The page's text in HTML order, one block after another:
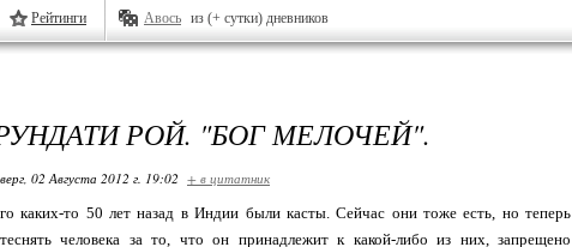
Рейтинги Авось из (+ сутки) дневников
РОЙ. "БОГ МЕЛОЧЕЙ".
02 Августа 2012 г. 19:02 + в цитатник
каких-то 50 лет назад в Индии были касты. Сейчас они тоже есть, но теперь
человека за то, что он принадлежит к какой-либо из них, запрещено